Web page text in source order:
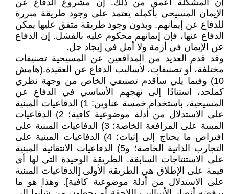
إن المشكلة أعمق من ذلك. إن مشروع الدفاع عن
الإيمان المسيحي بأكمله يعتمد على وجود طريقة مبررة
للدفاع عن إيمانهم. وبدون وجود طريقة متفق عليها يمكن
الدفاع عنها، فإن إيمانهم محكوم عليه بالفشل. إن الدفاع
عن الإيمان في أزمة ولا أمل في إيجاد حل.
وقد قدم العديد من المدافعين عن المسيحية تصنيفات
مختلفة، أو تصنيفات، لأساليب الدفاع عن العقيدة.(هامش
10) وفيما يلي سأقدم تصنيفي الخاص من وجهة نظري
كملحد، استنادًا إلى نهجهم الأساسي في الدفاع عن
المسيحية، باستخدام خمسة عناوين: 1) الدفاعيات المبنية
على الاستدلال من أدلة موضوعية كافية؛ 2) الدفاعيات
المبنية على المرافعة الخاصة؛ 3) الدفاعيات المبنية على
افتراض ما يحتاج إلى إثبات؛ 4) الدفاعيات المبنية على
التجارب الذاتية الخاصة؛ و5) الدفاعيات الانتقائية المبنية
على الاستنتاجات السابقة. الطريقة الوحيدة التي لها أي
قيمة على الإطلاق هي الطريقة الأولى [الدفاعيات المبنية
على الاستدلال من أدلة موضوعية كافية]. وهذا هو ما